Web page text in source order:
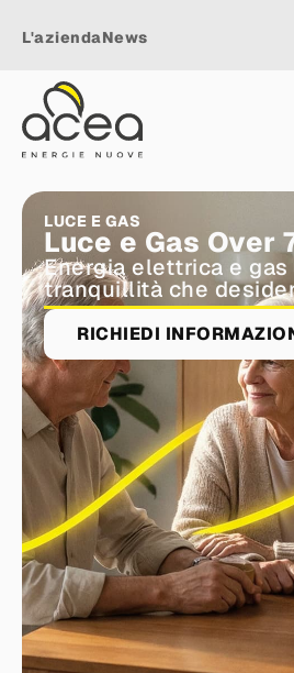
L'aziendaNews
LUCE E GAS
Luce e Gas Over
Energia elettrica e
tranquillità che
RICHIEDI